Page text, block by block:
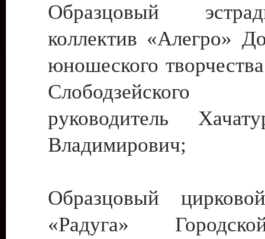
Образцовый
коллектив «Алегро»
юношеского
руководитель
Владимирович;
Образцовый
«Радуга»